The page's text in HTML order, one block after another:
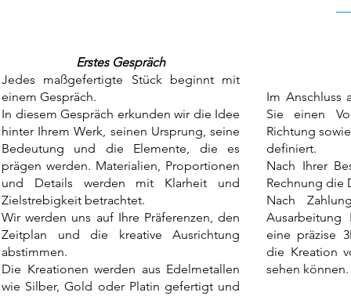
Erstes Gespräch
Jedes maßgefertigte Stück beginnt mit
einem Gespräch.
In diesem Gespräch erkunden wir die Idee
hinter Ihrem Werk, seinen Ursprung, seine
Bedeutung und die Elemente, die es
prägen werden. Materialien, Proportionen
und Details werden mit Klarheit und
Zielstrebigkeit betrachtet.
Wir werden uns auf Ihre Präferenzen, den
Zeitplan und die kreative Ausrichtung
abstimmen.
Die Kreationen werden aus Edelmetallen
wie Silber, Gold oder Platin gefertigt und
Im Anschluss
Sie einen
Richtung
definiert.
Nach Ihrer
Rechnung die
Nach
Ausarbeitung
eine präzise
die Kreation
sehen können.